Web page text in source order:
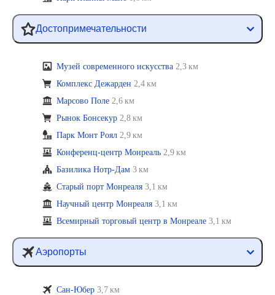
Достопримечательности
Музей современного искусства 2,3 км
Комплекс Дежарден 2,4 км
Марсово Поле 2,6 км
Рынок Бонсекур 2,8 км
Парк Монт Роял 2,9 км
Конференц-центр Монреаль 2,9 км
Базилика Нотр-Дам 3 км
Старый порт Монреаля 3,1 км
Научный центр Монреаля 3,1 км
Всемирный торговый центр в Монреале 3,1 км
Аэропорты
Сан-Юбер 3,7 км